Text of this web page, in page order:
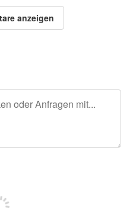
anzeigen